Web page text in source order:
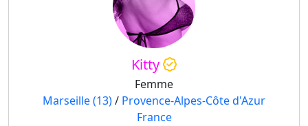
Kitty
Femme
Marseille (13)/ Provence-Alpes-Côte d'Azur
France